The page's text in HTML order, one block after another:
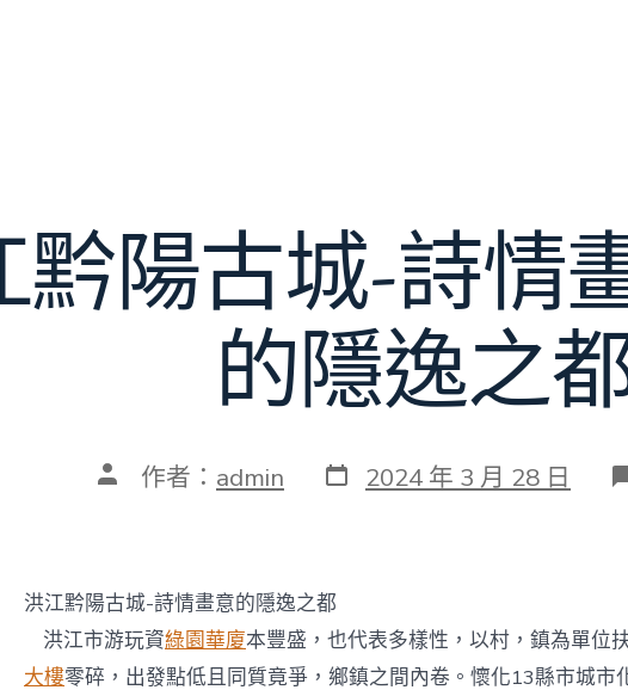
黔陽古城-詩情
的隱逸之
文 作者： admin 發
表
2024 年 3 月 28 日
洪江黔陽古城-詩情畫意的隱逸之都
洪江市游玩資綠園華廈本豐盛，也代表多樣性，以村，鎮為單位
大樓零碎，出發點低且同質竟爭，鄉鎮之間內卷。懷化13縣市城市